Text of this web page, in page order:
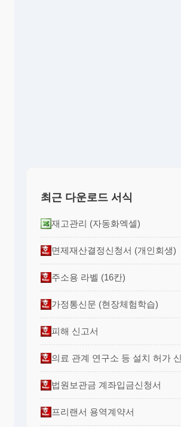
최근 다운로드 서식
재고관리 (자동화엑셀)
면제재산결정신청서 (개인회생)
주소용 라벨 (16칸)
가정통신문 (현장체험학습)
피해 신고서
의료 관계 연구소 등 설치 허가
법원보관금 계좌입금신청서
프리랜서 용역계약서